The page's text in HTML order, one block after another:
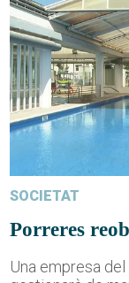
SOCIETAT
Porreres
Una empresa